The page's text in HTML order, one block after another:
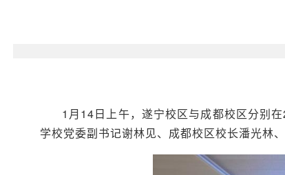
1月14日上午，遂宁校区与成都校区分别
学校党委副书记谢林见、成都校区校长潘光林